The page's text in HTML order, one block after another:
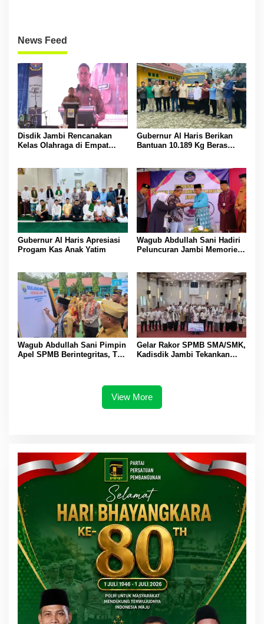
News Feed
Disdik Jambi Rencanakan
Kelas Olahraga di Empat
Gubernur Al Haris Berikan
Bantuan 10.189 Kg Beras
Gubernur Al Haris Apresiasi
Progam Kas Anak Yatim
Wagub Abdullah Sani Hadiri
Peluncuran Jambi Memories
Wagub Abdullah Sani Pimpin
Apel SPMB Berintegritas, Tak
Gelar Rakor SPMB SMA/SMK,
Kadisdik Jambi Tekankan
View More